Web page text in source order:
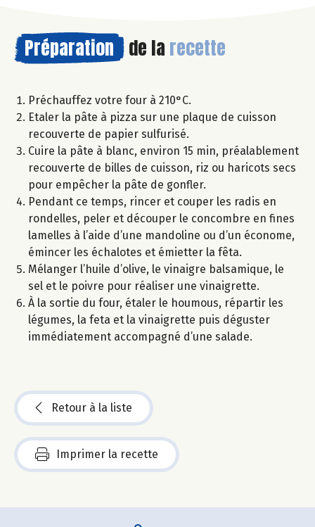
Préparation de la recette
Préchauffez votre four à 210°C.
Etaler la pâte à pizza sur une plaque de cuisson
recouverte de papier sulfurisé.
Cuire la pâte à blanc, environ 15 min, préalablement
recouverte de billes de cuisson, riz ou haricots secs
pour empêcher la pâte de gonfler.
Pendant ce temps, rincer et couper les radis en
rondelles, peler et découper le concombre en fines
lamelles à l’aide d’une mandoline ou d’un économe,
émincer les échalotes et émietter la fêta.
Mélanger l’huile d’olive, le vinaigre balsamique, le
sel et le poivre pour réaliser une vinaigrette.
À la sortie du four, étaler le houmous, répartir les
légumes, la feta et la vinaigrette puis déguster
immédiatement accompagné d’une salade.
Retour à la liste
Imprimer la recette